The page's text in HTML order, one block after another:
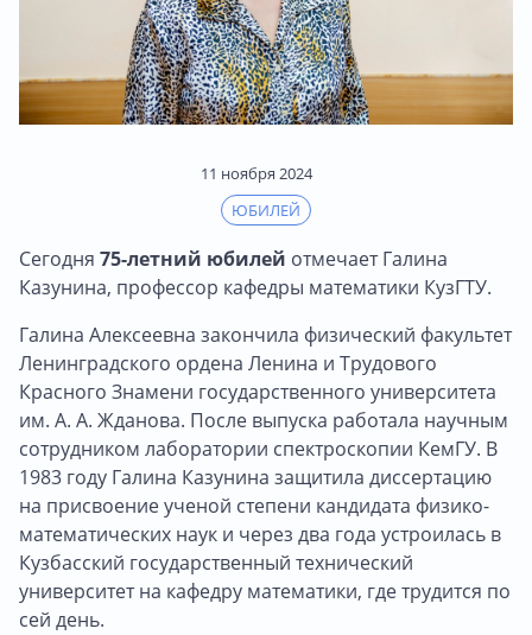
11 ноября 2024
ЮБИЛЕЙ
Сегодня 75-летний юбилей отмечает Галина
Казунина, профессор кафедры математики КузГТУ.
Галина Алексеевна закончила физический факультет
Ленинградского ордена Ленина и Трудового
Красного Знамени государственного университета
им. А. А. Жданова. После выпуска работала научным
сотрудником лаборатории спектроскопии КемГУ. В
1983 году Галина Казунина защитила диссертацию
на присвоение ученой степени кандидата физико-
математических наук и через два года устроилась в
Кузбасский государственный технический
университет на кафедру математики, где трудится по
сей день.